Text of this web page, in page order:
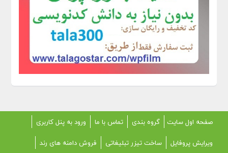
صفحه اول سایت گروه بندی تماس با ما
ورود به پنل کاربری
ویرایش پروفایل
ساخت تیزر تبلیغاتی
فروش دامنه های رند